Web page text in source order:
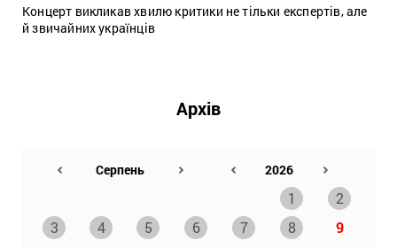
Концерт викликав хвилю критики не тільки експертів, але
й звичайних українців
Архів
1
2
3
4 5 6 7 8 9